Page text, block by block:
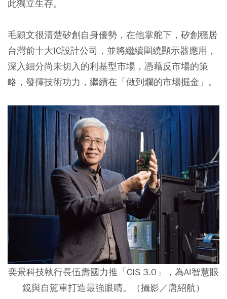
此獨立生存。
毛穎文很清楚矽創自身優勢，在他掌舵下，矽創穩居
台灣前十大IC設計公司，並將繼續圍繞顯示器應用，
深入細分尚未切入的利基型市場，憑藉反市場的策
略，發揮技術功力，繼續在「做到爛的市場掘金」。
奕景科技執行長伍壽國力推「CIS 3.0」，為AI智慧眼
鏡與自駕車打造最強眼睛。（攝影／唐紹航）